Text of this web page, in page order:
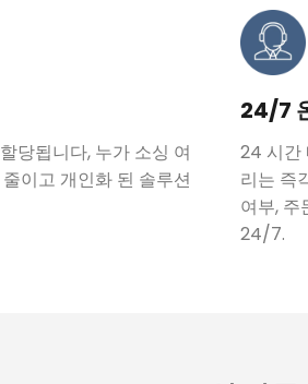
당됩니다, 누가 소싱 여
이고 개인화 된 솔루션
24/7
24 시간
리는 즉
여부, 주
24/7.